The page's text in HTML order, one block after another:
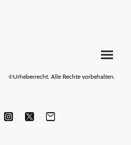
©Urheberrecht. Alle Rechte vorbehalten.